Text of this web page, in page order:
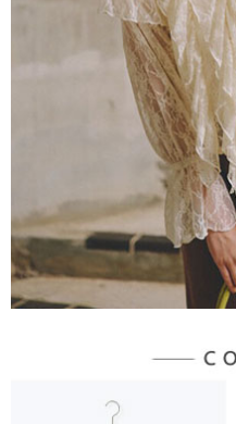
１．透過由恩沛科技股份有限公司
易，需依本服務之必要範圍內提供
權轉讓予恩沛科技股份有限公司。
２．關於個人資料處理事宜，請瀏
https://aftee.tw/terms/#terms3
３．未成年的使用者請事先徵得法
「AFTEE先享後付」，若未經同意
４．使用「AFTEE先享後付」時，
時審查核予不同之上限額度；若仍
請求用戶進行身份認證。
５．嚴禁一人註冊多個帳號或使用
恩沛科技股份有限公司將有權停止
7-11取貨付款
每筆NT$60，滿NT$888(含以上)
每筆NT$60，滿NT$888(含以
每筆NT$90，滿NT$888(含以